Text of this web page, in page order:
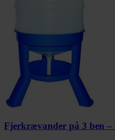
Fjerkrævander på 3 ben –